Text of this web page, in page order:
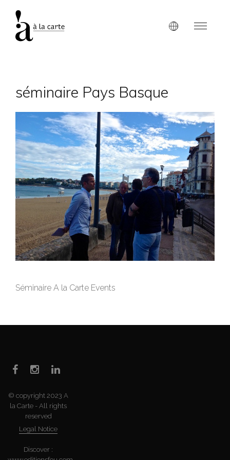
séminaire Pays Basque
Séminaire A la Carte Events
© copyright 2023 A
la Carte - All rights
reserved
Legal Notice
Discover :